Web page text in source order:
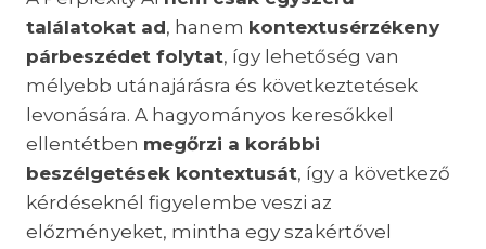
találatokat ad, hanem kontextusérzékeny
párbeszédet folytat, így lehetőség van
mélyebb utánajárásra és következtetések
levonására. A hagyományos keresőkkel
ellentétben megőrzi a korábbi
beszélgetések kontextusát, így a következő
kérdéseknél figyelembe veszi az
előzményeket, mintha egy szakértővel